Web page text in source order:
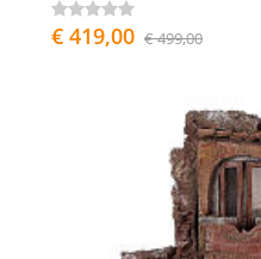
€ 419,00 € 499,00